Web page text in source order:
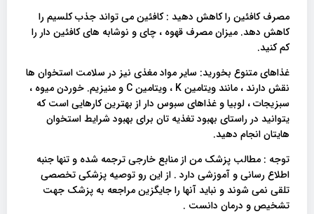
مصرف کافئین را کاهش دهید : کافئین می تواند جذب کلسیم را
کاهش دهد. میزان مصرف قهوه ، چای و نوشابه های کافئین دار را
کم کنید.
غذاهای متنوع بخورید: سایر مواد مغذی نیز در سلامت استخوان ها
نقش دارند ، مانند ویتامین K ، ویتامین C و منیزیم. خوردن میوه ،
سبزیجات ، لوبیا و غذاهای سبوس دار از بهترین کارهایی است که
یتوانید در راستای بهبود تغذیه تان برای بهبود شرایط استخوان
هایتان انجام دهید.
توجه : مطالب پزشک من از منابع خارجی ترجمه شده و تنها جنبه
اطلاع رسانی و آموزشی دارد . از این رو توصیه پزشکی تخصصی
تلقی نمی شوند و نباید آنها را جایگزین مراجعه به پزشک جهت
تشخیص و درمان دانست .